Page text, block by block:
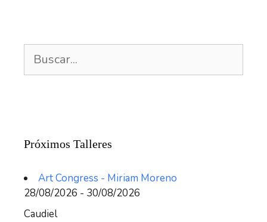
Próximos Talleres
Art Congress - Miriam Moreno
28/08/2026 - 30/08/2026
Caudiel